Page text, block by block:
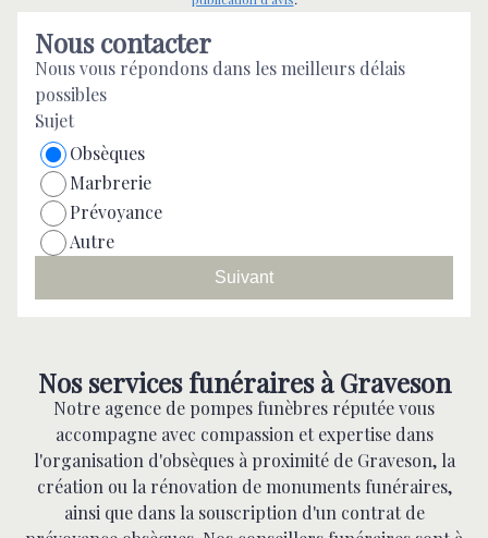
Nous contacter
Nous vous répondons dans les meilleurs délais
possibles
Sujet
Obsèques
Marbrerie
Prévoyance
Autre
Suivant
Nos services funéraires à Graveson
Notre agence de pompes funèbres réputée vous
accompagne avec compassion et expertise dans
l'organisation d'obsèques à proximité de Graveson, la
création ou la rénovation de monuments funéraires,
ainsi que dans la souscription d'un contrat de